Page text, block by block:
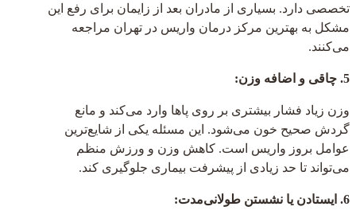
تخصصی دارد. بسیاری از مادران بعد از زایمان برای رفع این
مشکل به بهترین مرکز درمان واریس در تهران مراجعه
می‌کنند.
5. چاقی و اضافه وزن:
وزن زیاد فشار بیشتری بر روی پاها وارد می‌کند و مانع
گردش صحیح خون می‌شود. این مسئله یکی از شایع‌ترین
عوامل بروز واریس است. کاهش وزن و ورزش منظم
می‌تواند تا حد زیادی از پیشرفت بیماری جلوگیری کند.
6. ایستادن یا نشستن طولانی‌مدت: